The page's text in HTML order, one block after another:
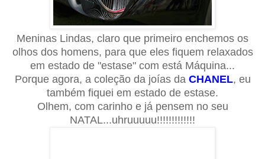
Meninas Lindas, claro que primeiro enchemos os
olhos dos homens, para que eles fiquem relaxados
em estado de "estase" com está Máquina...
Porque agora, a coleção da joías da CHANEL, eu
também fiquei em estado de estase.
Olhem, com carinho e já pensem no seu
NATAL...uhruuuuu!!!!!!!!!!!!!